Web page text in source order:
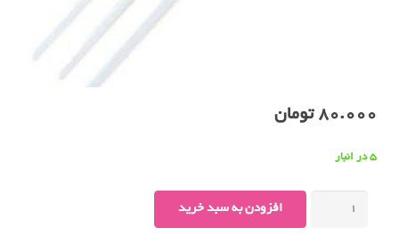
80.000 تومان
5 در انبار
افزودن به سبد خرید